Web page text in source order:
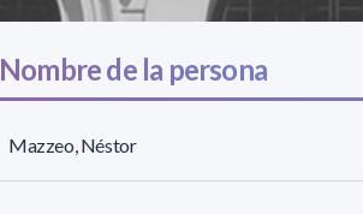
Nombre de la persona
Mazzeo, Néstor